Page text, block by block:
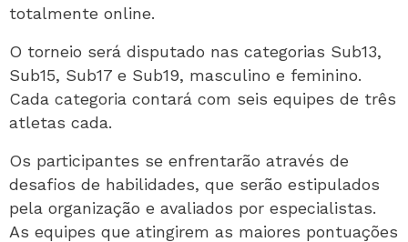
totalmente online.
O torneio será disputado nas categorias Sub13,
Sub15, Sub17 e Sub19, masculino e feminino.
Cada categoria contará com seis equipes de três
atletas cada.
Os participantes se enfrentarão através de
desafios de habilidades, que serão estipulados
pela organização e avaliados por especialistas.
As equipes que atingirem as maiores pontuações